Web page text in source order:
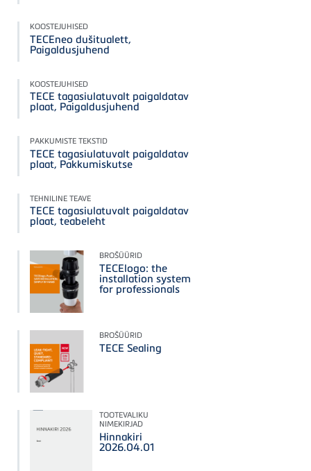
KOOSTEJUHISED
TECEneo dušitualett,
Paigaldusjuhend
KOOSTEJUHISED
TECE tagasiulatuvalt paigaldatav
plaat, Paigaldusjuhend
PAKKUMISTE TEKSTID
TECE tagasiulatuvalt paigaldatav
plaat, Pakkumiskutse
TEHNILINE TEAVE
TECE tagasiulatuvalt paigaldatav
plaat, teabeleht
BROŠÜÜRID
TECElogo: the
installation system
for professionals
BROŠÜÜRID
TECE Sealing
TOOTEVALIKU
NIMEKIRJAD
Hinnakiri
2026.04.01